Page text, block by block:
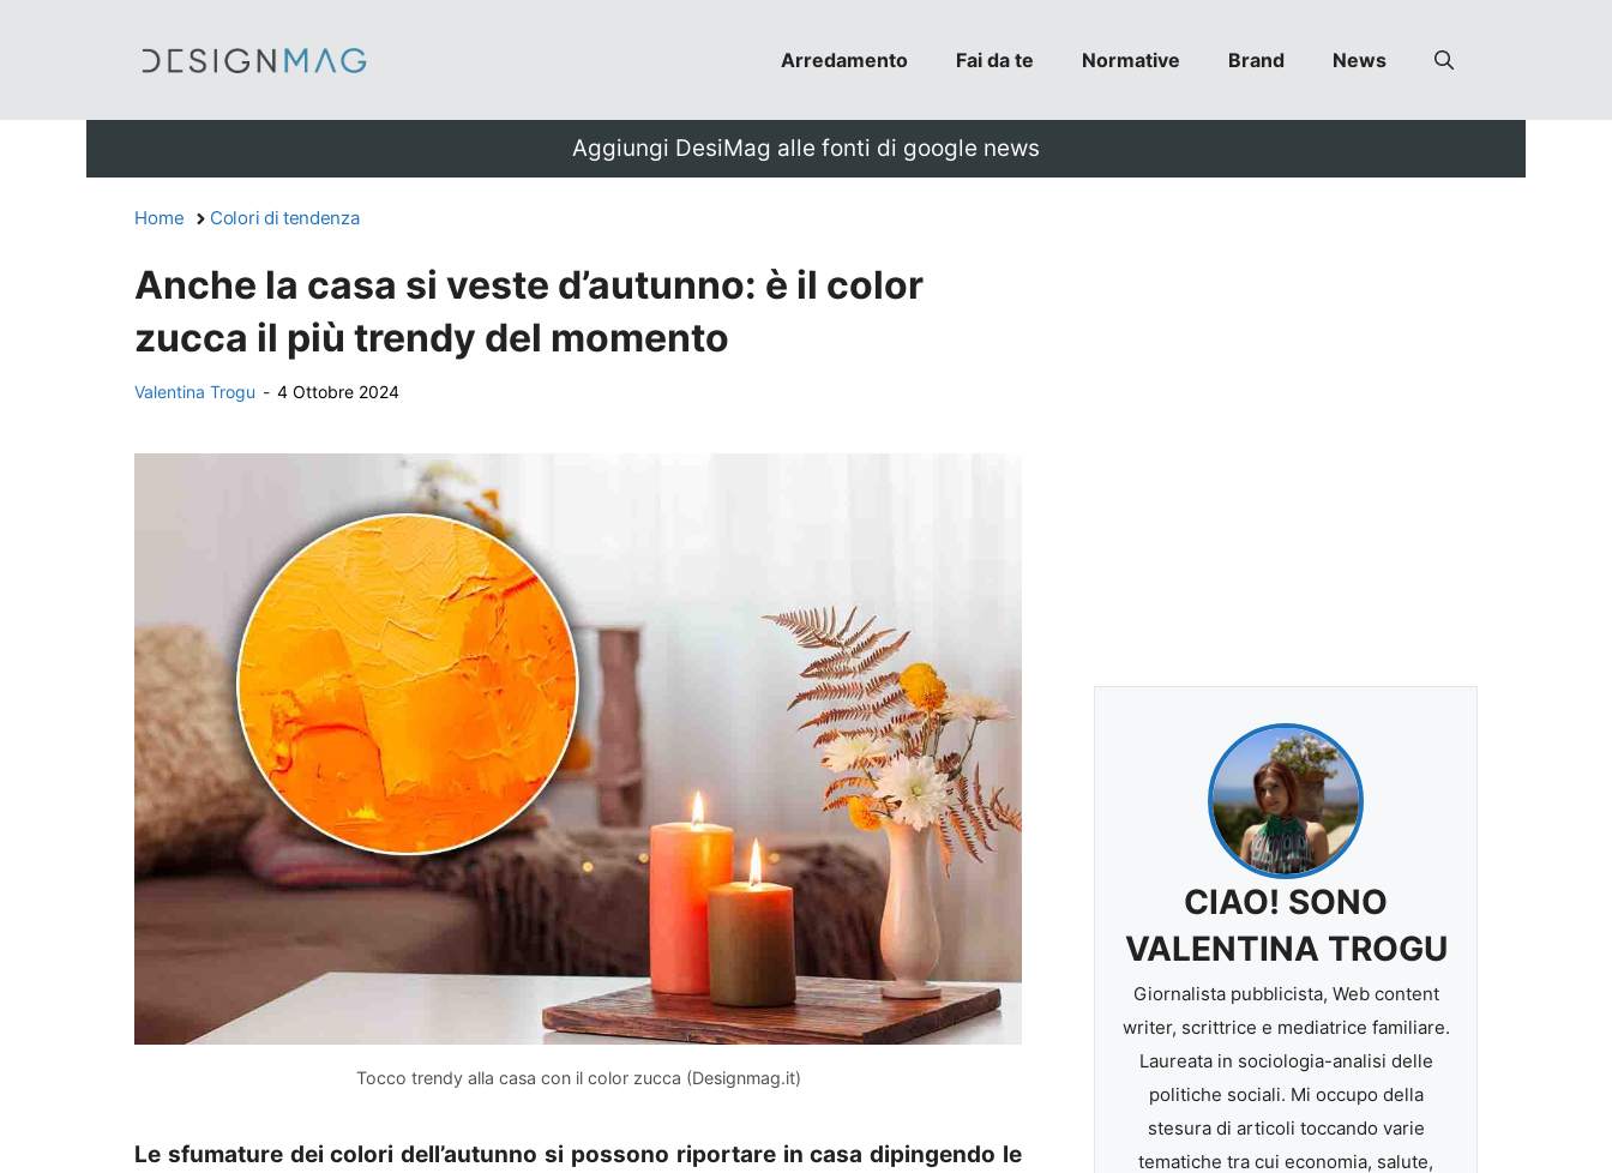
Arredamento Fai da te Normative Brand News
Aggiungi DesiMag alle fonti di google news
Home Colori di tendenza
Anche la casa si veste d’autunno: è il color
zucca il più trendy del momento
Valentina Trogu - 4 Ottobre 2024
Tocco trendy alla casa con il color zucca (Designmag.it)
Le sfumature dei colori dell’autunno si possono riportare in casa dipingendo le
CIAO! SONO
VALENTINA TROGU
Giornalista pubblicista, Web content
writer, scrittrice e mediatrice familiare.
Laureata in sociologia-analisi delle
politiche sociali. Mi occupo della
stesura di articoli toccando varie
tematiche tra cui economia, salute,